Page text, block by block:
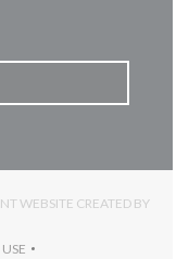
WEBSITE CREATED BY